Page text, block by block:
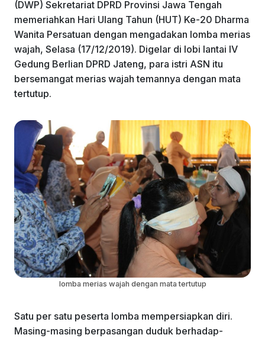
(DWP) Sekretariat DPRD Provinsi Jawa Tengah
memeriahkan Hari Ulang Tahun (HUT) Ke-20 Dharma
Wanita Persatuan dengan mengadakan lomba merias
wajah, Selasa (17/12/2019). Digelar di lobi lantai IV
Gedung Berlian DPRD Jateng, para istri ASN itu
bersemangat merias wajah temannya dengan mata
tertutup.
lomba merias wajah dengan mata tertutup
Satu per satu peserta lomba mempersiapkan diri.
Masing-masing berpasangan duduk berhadap-